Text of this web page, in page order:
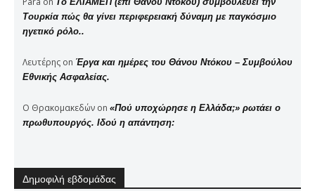
Τουρκία πώς θα γίνει περιφερειακή δύναμη με παγκόσμιο
ηγετικό ρόλο..
Λευτέρης on Έργα και ημέρες του Θάνου Ντόκου – Συμβούλου
Εθνικής Ασφαλείας.
Ο Θρακομακεδών on «Πού υποχώρησε η Ελλάδα;» ρωτάει ο
πρωθυπουργός. Ιδού η απάντηση:
Δημοφιλή εβδομάδας